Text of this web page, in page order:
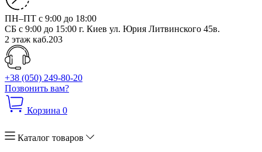
ПН–ПТ с 9:00 до 18:00
СБ с 9:00 до 15:00 г. Киев ул. Юрия Литвинского 45в.
2 этаж каб.203
+38 (050) 249-80-20
Позвонить вам?
Корзина 0
Каталог товаров